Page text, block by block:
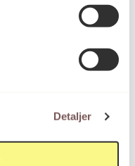
Detaljer